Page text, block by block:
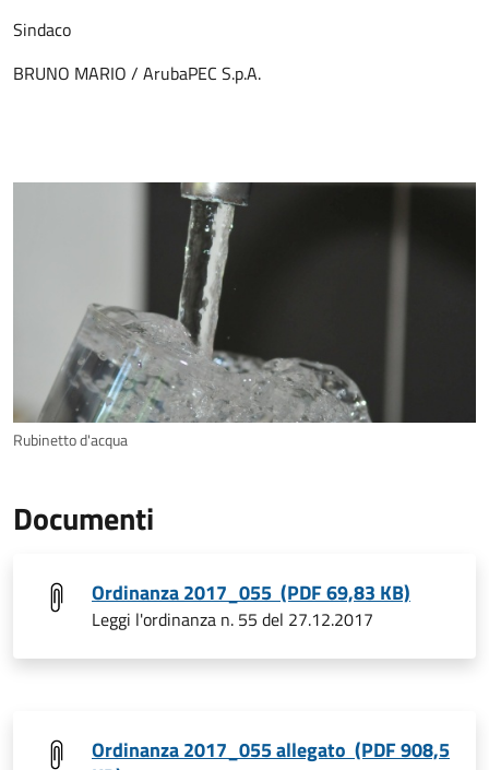
Sindaco
BRUNO MARIO / ArubaPEC S.p.A.
Rubinetto d'acqua
Documenti
Ordinanza 2017_055 (PDF 69,83 KB)
Leggi l'ordinanza n. 55 del 27.12.2017
Ordinanza 2017_055 allegato (PDF 908,5